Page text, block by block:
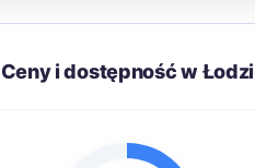
Ceny i dostępność w Łodzi